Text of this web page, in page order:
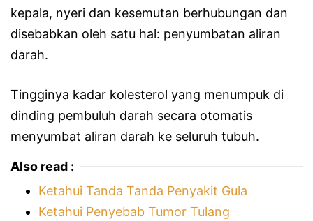
kepala, nyeri dan kesemutan berhubungan dan
disebabkan oleh satu hal: penyumbatan aliran
darah.
Tingginya kadar kolesterol yang menumpuk di
dinding pembuluh darah secara otomatis
menyumbat aliran darah ke seluruh tubuh.
Also read :
Ketahui Tanda Tanda Penyakit Gula
Ketahui Penyebab Tumor Tulang